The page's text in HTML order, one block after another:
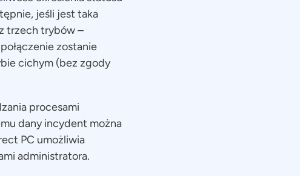
jeśli jest taka
trzech trybów –
zostanie
cichym (bez zgody
procesami
dany incydent można
PC umożliwia
administratora.